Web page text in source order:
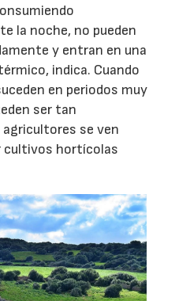
la noche, no pueden
y entran en una
indica. Cuando
en periodos muy
ser tan
se ven
cultivos hortícolas